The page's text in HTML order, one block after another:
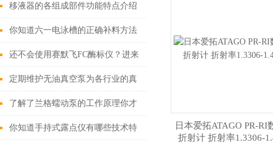
需要掌握一下
移液器的各组成部件功能特点介绍
你知道六一电泳槽的正确补料方法
吗
还不会使用赛默飞FC酶标仪？进来
看
定期维护无油真空泵为各行业的真
空需求提供可靠解决方案
了解了兰格蠕动泵的工作原理你才
能明白它的*性在哪里
你知道手持式露点仪有哪些技术特
日本爱拓ATAGO PR-RI
折射计 折射率1.3306-